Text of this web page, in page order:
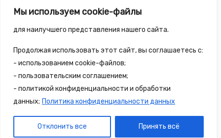
Мы используем cookie-файлы
для наилучшего представления нашего сайта.
Продолжая использовать этот сайт, вы соглашаетесь с:
- использованием cookie-файлов;
- пользовательским соглашением;
- политикой конфиденциальности и обработки
данных; Политика конфиденциальности данных
Отклонить все Принять всё
© 2025 - 2spalnika.ru Все права защищены.
Правила сайта